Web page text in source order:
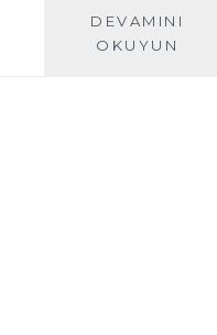
DEVAMINI
OKUYUN